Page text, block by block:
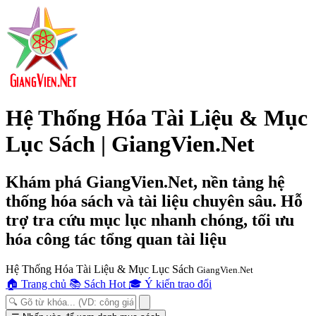
Hệ Thống Hóa Tài Liệu & Mục
Lục Sách | GiangVien.Net
Khám phá GiangVien.Net, nền tảng hệ
thống hóa sách và tài liệu chuyên sâu. Hỗ
trợ tra cứu mục lục nhanh chóng, tối ưu
hóa công tác tổng quan tài liệu
Hệ Thống Hóa Tài Liệu & Mục Lục Sách GiangVien.Net
🏠 Trang chủ 📚 Sách Hot 🎓 Ý kiến trao đổi